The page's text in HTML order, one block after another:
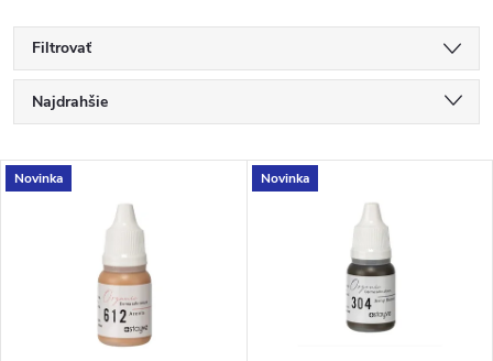
Filtrovať
R
a
Najdrahšie
Najpredávanejšie
V
Novinka Novinka